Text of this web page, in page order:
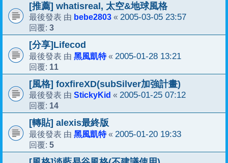
[推薦] whatisreal, 太空&地球風格
最後發表 由 bebe2803 « 2005-03-05 23:57
回覆: 3
[分享]Lifecod
最後發表 由 黑風凱特« 2005-01-28 13:21
回覆: 11
[風格] foxfireXD(subSilver加強計畫)
最後發表 由 StickyKid « 2005-01-25 07:12
回覆: 14
[轉貼] alexis最終版
最後發表 由 黑風凱特« 2005-01-20 19:33
回覆: 5